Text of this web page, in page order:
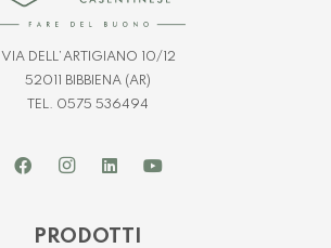
VIA DELL’ARTIGIANO 10/12
52011 BIBBIENA (AR)
TEL. 0575 536494
PRODOTTI